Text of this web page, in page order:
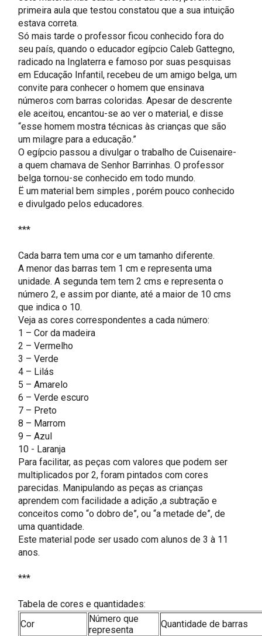
primeira aula que testou constatou que a sua intuição
estava correta.
Só mais tarde o professor ficou conhecido fora do
seu país, quando o educador egípcio Caleb Gattegno,
radicado na Inglaterra e famoso por suas pesquisas
em Educação Infantil, recebeu de um amigo belga, um
convite para conhecer o homem que ensinava
números com barras coloridas. Apesar de descrente
ele aceitou, encantou-se ao ver o material, e disse
“esse homem mostra técnicas às crianças que são
um milagre para a educação.”
O egípcio passou a divulgar o trabalho de Cuisenaire-
a quem chamava de Senhor Barrinhas. O professor
belga tornou-se conhecido em todo mundo.
Ë um material bem simples , porém pouco conhecido
e divulgado pelos educadores.
***
Cada barra tem uma cor e um tamanho diferente.
A menor das barras tem 1 cm e representa uma
unidade. A segunda tem tem 2 cms e representa o
número 2, e assim por diante, até a maior de 10 cms
que indica o 10.
Veja as cores correspondentes a cada número:
1 – Cor da madeira
2 – Vermelho
3 – Verde
4 – Lilás
5 – Amarelo
6 – Verde escuro
7 – Preto
8 – Marrom
9 – Azul
10 - Laranja
Para facilitar, as peças com valores que podem ser
multiplicados por 2, foram pintados com cores
parecidas. Manipulando as peças as crianças
aprendem com facilidade a adição ,a subtração e
conceitos como “o dobro de”, ou “a metade de”, de
uma quantidade.
Este material pode ser usado com alunos de 3 à 11
anos.
***
Tabela de cores e quantidades:
Cor
Número que
representa
Quantidade de barras